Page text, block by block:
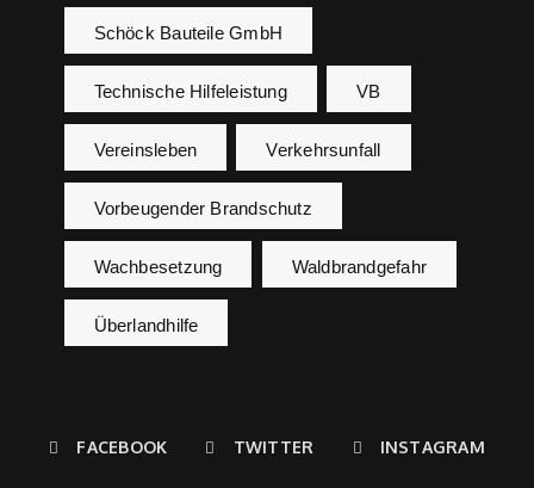
Schöck Bauteile GmbH
Technische Hilfeleistung VB
Vereinsleben Verkehrsunfall
Vorbeugender Brandschutz
Wachbesetzung Waldbrandgefahr
Überlandhilfe
FACEBOOK TWITTER INSTAGRAM